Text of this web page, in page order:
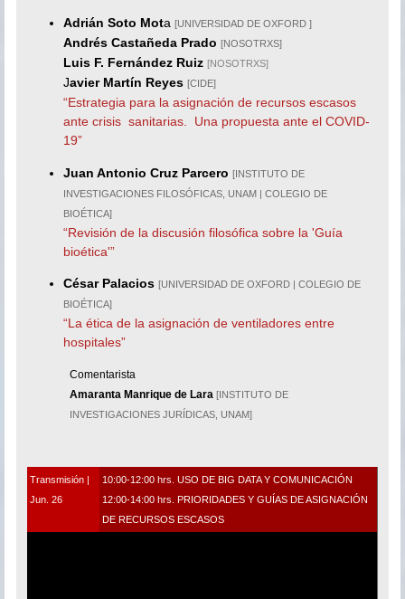
Adrián Soto Mota [UNIVERSIDAD DE OXFORD ]
Andrés Castañeda Prado [NOSOTRXS]
Luis F. Fernández Ruiz [NOSOTRXS]
Javier Martín Reyes [CIDE]
“Estrategia para la asignación de recursos escasos
ante crisis sanitarias. Una propuesta ante el COVID-
19”
Juan Antonio Cruz Parcero[INSTITUTO DE
INVESTIGACIONES FILOSÓFICAS, UNAM | COLEGIO DE
BIOÉTICA]
“Revisión de la discusión filosófica sobre la 'Guía
bioética'”
César Palacios [UNIVERSIDAD DE OXFORD | COLEGIO DE
BIOÉTICA]
“La ética de la asignación de ventiladores entre
hospitales”
Comentarista
Amaranta Manrique de Lara [INSTITUTO DE
INVESTIGACIONES JURÍDICAS, UNAM]
Transmisión |
Jun. 26
10:00-12:00 hrs. USO DE BIG DATA Y COMUNICACIÓN
12:00-14:00 hrs. PRIORIDADES Y GUÍAS DE ASIGNACIÓN
DE RECURSOS ESCASOS